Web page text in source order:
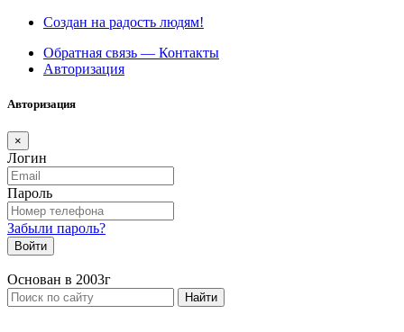
Создан на радость людям!
Обратная связь — Контакты
Авторизация
Авторизация
×
Логин
Пароль
Забыли пароль?
Войти
Основан в 2003г
Найти